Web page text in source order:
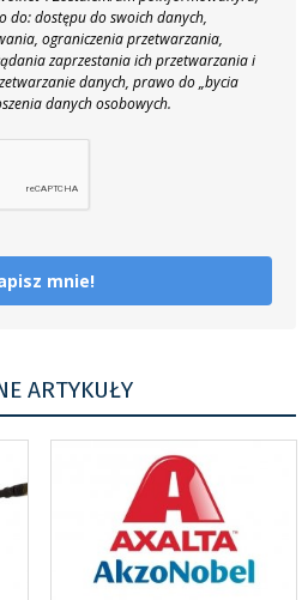
do: dostępu do swoich danych,
ograniczenia przetwarzania,
zaprzestania ich przetwarzania i
danych, prawo do „bycia
danych osobowych.
mnie!
ARTYKUŁY